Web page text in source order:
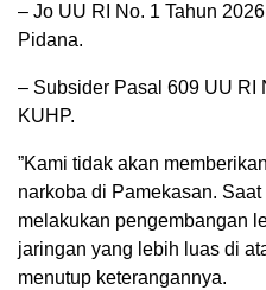
– ​Jo UU RI No. 1 Tahun
Pidana.
– ​Subsider Pasal 609 UU RI
KUHP.
​”Kami tidak akan
narkoba di Pamekasan.
melakukan pengembangan
jaringan yang lebih luas di
menutup keterangannya.